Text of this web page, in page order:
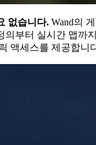
없습니다. Wand의
의부터 실시간 맵까
액세스를 제공합니